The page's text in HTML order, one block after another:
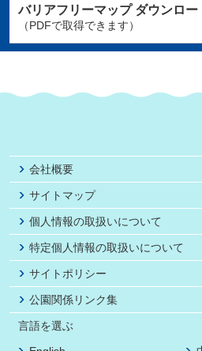
バリアフリーマップダウンロー
（PDFで取得できます）
会社概要
サイトマップ
個人情報の取扱いについて
特定個人情報の取扱いについて
サイトポリシー
公園関係リンク集
言語を選ぶ